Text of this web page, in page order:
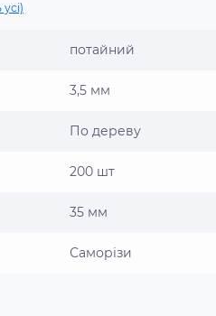
потайний
3,5 мм
По дереву
200 шт
35 мм
Саморізи